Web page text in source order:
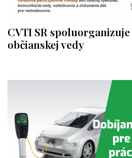
CVTI SR
občianskej vedy